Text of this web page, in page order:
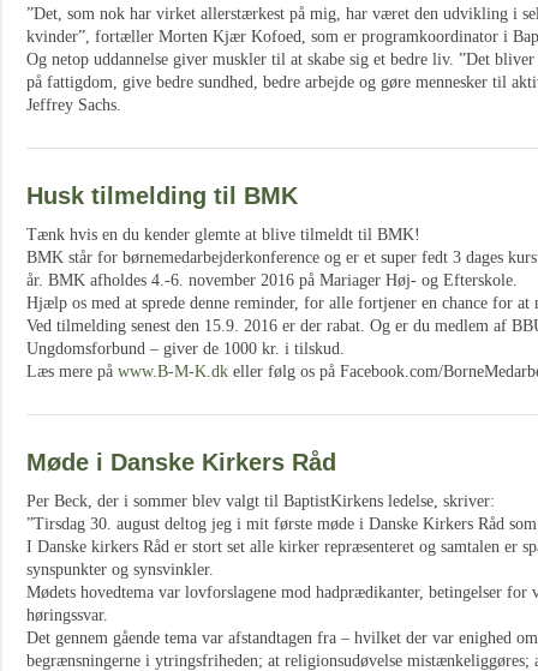
”Det, som nok har virket allerstærkest på mig, har været den udvikling i
kvinder”, fortæller Morten Kjær Kofoed, som er programkoordinator i
Og netop uddannelse giver muskler til at skabe sig et bedre liv. ”Det bliver
på fattigdom, give bedre sundhed, bedre arbejde og gøre mennesker til
Jeffrey Sachs.
Husk tilmelding til BMK
Tænk hvis en du kender glemte at blive tilmeldt til BMK!
BMK står for børnemedarbejderkonference og er et super fedt 3 dages
år. BMK afholdes 4.-6. november 2016 på Mariager Høj- og Efterskole.
Hjælp os med at sprede denne reminder, for alle fortjener en chance for
Ved tilmelding senest den 15.9. 2016 er der rabat. Og er du medlem af
Ungdomsforbund – giver de 1000 kr. i tilskud.
Læs mere på www.B-M-K.dk eller følg os på Facebook.com/
Møde i Danske Kirkers Råd
Per Beck, der i sommer blev valgt til BaptistKirkens ledelse, skriver:
”Tirsdag 30. august deltog jeg i mit første møde i Danske Kirkers Råd
I Danske kirkers Råd er stort set alle kirker repræsenteret og samtalen er
synspunkter og synsvinkler.
Mødets hovedtema var lovforslagene mod hadprædikanter, betingelser for
høringssvar.
Det gennem gående tema var afstandtagen fra – hvilket der var enighed
begrænsningerne i ytringsfriheden; at religionsudøvelse mistænkeliggøres;